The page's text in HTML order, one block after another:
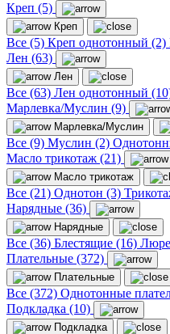
Креп (5)
Креп
Все (5) Креп однотонный (2)
Лен (63)
Лен
Все (63) Лен однотонный
Марлевка/Муслин (9)
Марлевка/Муслин
Все (9) Муслин (2)
Масло трикотаж (21)
Масло трикотаж
Все (21) Однотон (3)
Нарядные (36)
Нарядные
Все (36) Блестящие (16)
Плательные (372)
Плательные
Все (372) Однотонные
Подкладка (10)
Подкладка